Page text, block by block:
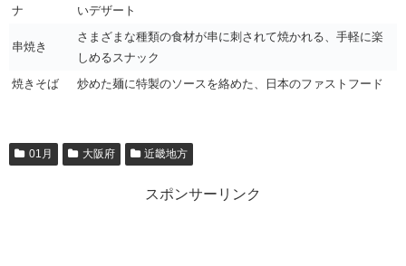
ナ
いデザート
串焼き
さまざまな種類の食材が串に刺されて焼かれる、手軽に楽
しめるスナック
焼きそば
炒めた麺に特製のソースを絡めた、日本のファストフード
01月 大阪府 近畿地方
スポンサーリンク